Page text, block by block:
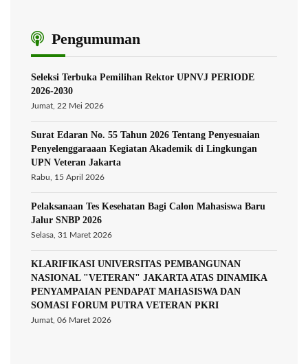
Pengumuman
Seleksi Terbuka Pemilihan Rektor UPNVJ PERIODE
2026-2030
Jumat, 22 Mei 2026
Surat Edaran No. 55 Tahun 2026 Tentang Penyesuaian
Penyelenggaraaan Kegiatan Akademik di Lingkungan
UPN Veteran Jakarta
Rabu, 15 April 2026
Pelaksanaan Tes Kesehatan Bagi Calon Mahasiswa Baru
Jalur SNBP 2026
Selasa, 31 Maret 2026
KLARIFIKASI UNIVERSITAS PEMBANGUNAN
NASIONAL "VETERAN" JAKARTA ATAS DINAMIKA
PENYAMPAIAN PENDAPAT MAHASISWA DAN
SOMASI FORUM PUTRA VETERAN PKRI
Jumat, 06 Maret 2026